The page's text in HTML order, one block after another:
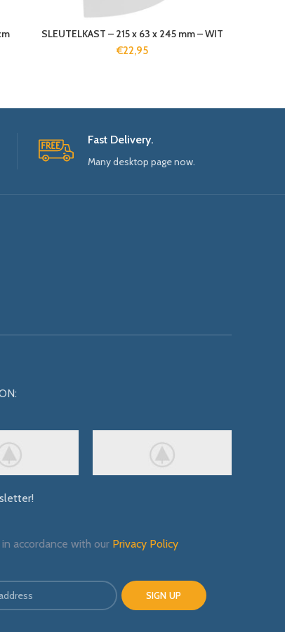
SLEUTELKAST – 215 x 63 x 245 mm – WIT
€22,95
Fast Delivery.
Many desktop page now.
accordance with our Privacy Policy